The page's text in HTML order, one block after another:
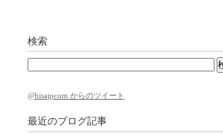
検索
@hisajpcom からのツイート
最近のブログ記事